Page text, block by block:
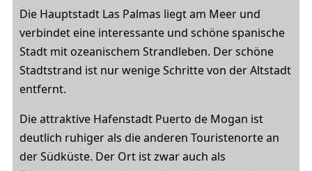
Die Hauptstadt Las Palmas liegt am Meer und
verbindet eine interessante und schöne spanische
Stadt mit ozeanischem Strandleben. Der schöne
Stadtstrand ist nur wenige Schritte von der Altstadt
entfernt.
Die attraktive Hafenstadt Puerto de Mogan ist
deutlich ruhiger als die anderen Touristenorte an
der Südküste. Der Ort ist zwar auch als